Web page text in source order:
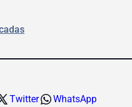
Twitter WhatsApp